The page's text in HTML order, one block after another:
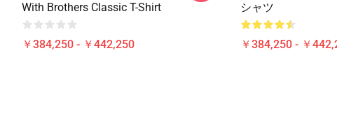
With Brothers Classic T-Shirt
￥384,250 - ￥442,250
シャツ
￥384,250 - ￥